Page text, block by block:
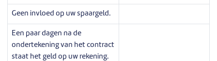
Geen invloed op uw spaargeld.
Een paar dagen na de
ondertekening van het contract
staat het geld op uw rekening.